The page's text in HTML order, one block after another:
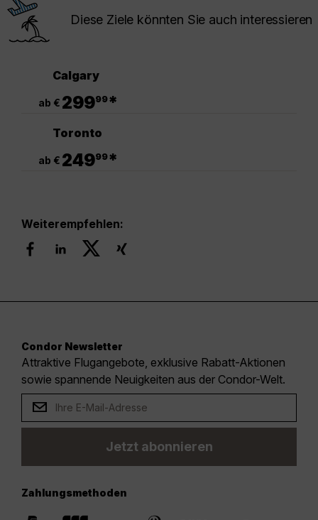
Diese Ziele könnten Sie auch interessieren
Calgary
ab € 29999*
Toronto
ab € 24999*
Weiterempfehlen:
Condor Newsletter
Attraktive Flugangebote, exklusive Rabatt-Aktionen
sowie spannende Neuigkeiten aus der Condor-Welt.
Jetzt abonnieren
Zahlungsmethoden